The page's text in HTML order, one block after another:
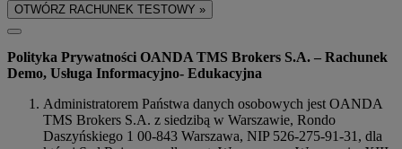
OTWÓRZ RACHUNEK TESTOWY »
Polityka Prywatności OANDA TMS Brokers S.A. – Rachunek
Demo, Usługa Informacyjno- Edukacyjna
Administratorem Państwa danych osobowych jest OANDA
TMS Brokers S.A. z siedzibą w Warszawie, Rondo
Daszyńskiego 1 00-843 Warszawa, NIP 526-275-91-31, dla